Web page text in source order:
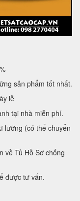
sản phẩm tốt nhất.
lễ
tại nhà miễn phí.
lưỡng (có thể chuyển
về Tủ Hồ Sơ chống
được tư vấn.